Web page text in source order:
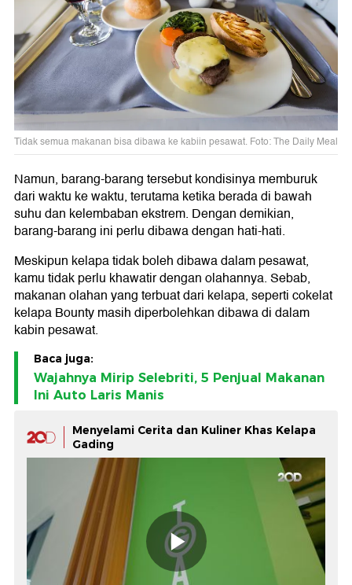
Tidak semua makanan bisa dibawa ke kabiin pesawat. Foto: The Daily Meal
Namun, barang-barang tersebut kondisinya memburuk
dari waktu ke waktu, terutama ketika berada di bawah
suhu dan kelembaban ekstrem. Dengan demikian,
barang-barang ini perlu dibawa dengan hati-hati.
Meskipun kelapa tidak boleh dibawa dalam pesawat,
kamu tidak perlu khawatir dengan olahannya. Sebab,
makanan olahan yang terbuat dari kelapa, seperti cokelat
kelapa Bounty masih diperbolehkan dibawa di dalam
kabin pesawat.
Baca juga:
Wajahnya Mirip Selebriti, 5 Penjual Makanan
Ini Auto Laris Manis
Menyelami Cerita dan Kuliner Khas Kelapa
Gading